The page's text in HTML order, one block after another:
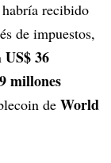
recibido
de impuestos,
US$ 36
millones
de World